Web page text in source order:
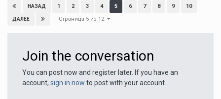
НАЗАД 1 2 3 4 5 6 7 8 9 10
ДАЛЕЕ Страница 5 из 12
Join the conversation
You can post now and register later. If you have an
account, sign in now to post with your account.